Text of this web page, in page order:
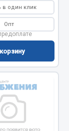
в один клик
Опт